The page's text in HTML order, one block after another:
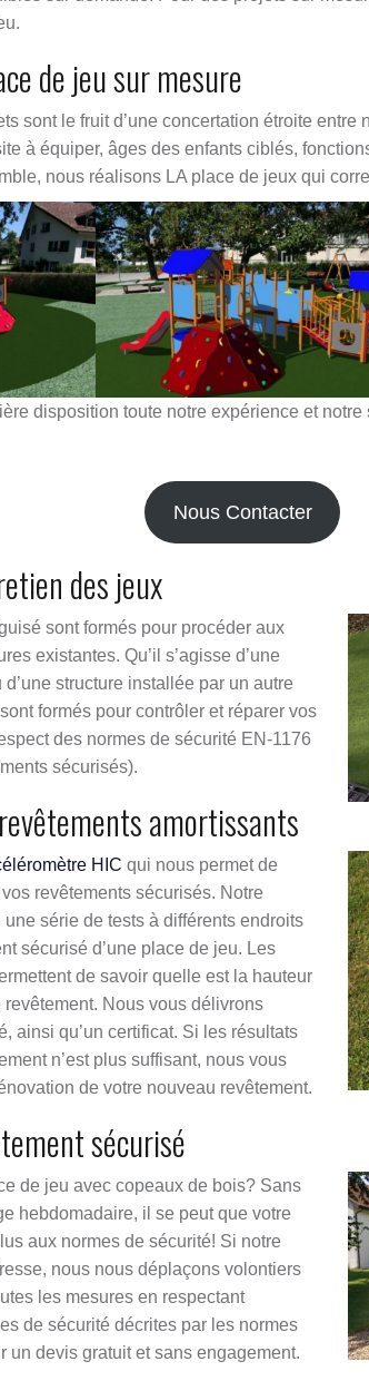
de jeu sur mesure
sont le fruit d’une concertation étroite
à équiper, âges des enfants ciblés,
nous réalisons LA place de jeux qui
disposition toute notre expérience et notre
Nous Contacter
des jeux
sont formés pour procéder aux
existantes. Qu’il s’agisse d’une
d’une structure installée par un autre
formés pour contrôler et réparer vos
des normes de sécurité EN-1176
sécurisés).
amortissants
HIC qui nous permet de
revêtements sécurisés. Notre
une série de tests à différents endroits
sécurisé d’une place de jeu. Les
de savoir quelle est la hauteur
Nous vous délivrons
ainsi qu’un certificat. Si les résultats
n’est plus suffisant, nous vous
de votre nouveau revêtement.
sécurisé
de jeu avec copeaux de bois? Sans
hebdomadaire, il se peut que votre
aux normes de sécurité! Si notre
nous nous déplaçons volontiers
les mesures en respectant
de sécurité décrites par les normes
un devis gratuit et sans engagement.